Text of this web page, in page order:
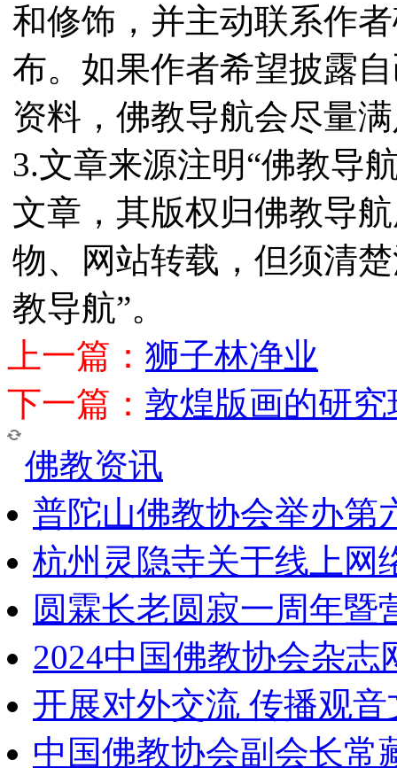
和修饰，并主动联系作
布。如果作者希望披露
资料，佛教导航会尽量
3.文章来源注明“佛教导
文章，其版权归佛教导
物、网站转载，但须清
教导航”。
上一篇： 狮子林净业
下一篇： 敦煌版画的研
佛教资讯
普陀山佛教协会举办第
杭州灵隐寺关于线上网
圆霖长老圆寂一周年暨
2024中国佛教协会杂志
开展对外交流 传播观
中国佛教协会副会长常